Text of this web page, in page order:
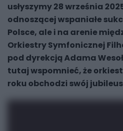
usłyszymy 28 września
odnoszącej wspaniałe
Polsce, ale i na arenie
Orkiestry Symfonicznej
pod dyrekcją Adama
tutaj wspomnieć, że
roku obchodzi swój